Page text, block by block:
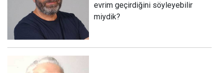
evrim geçirdiğini söyleyebilir
miydik?